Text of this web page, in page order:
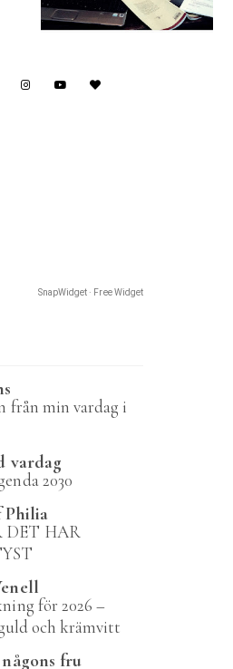
SnapWidget · Free Widget
från min vardag i
vardag
2030
Philia
DET HAR
för 2026 –
och krämvitt
fru